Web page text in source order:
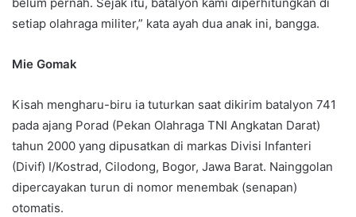
belum pernah. Sejak itu, batalyon kami diperhitungkan di
setiap olahraga militer,” kata ayah dua anak ini, bangga.
Mie Gomak
Kisah mengharu-biru ia tuturkan saat dikirim batalyon 741
pada ajang Porad (Pekan Olahraga TNI Angkatan Darat)
tahun 2000 yang dipusatkan di markas Divisi Infanteri
(Divif) I/Kostrad, Cilodong, Bogor, Jawa Barat. Nainggolan
dipercayakan turun di nomor menembak (senapan)
otomatis.